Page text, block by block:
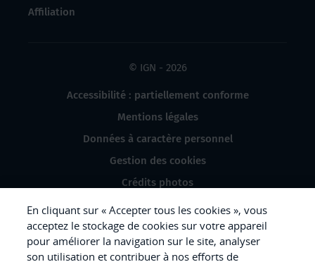
Affiliation
© IGN - 2026
Accessibilité : partiellement conforme
Mentions légales
Données à caractère personnel
Gestion des cookies
Crédits photos
République
En cliquant sur « Accepter tous les cookies », vous
acceptez le stockage de cookies sur votre appareil
pour améliorer la navigation sur le site, analyser
son utilisation et contribuer à nos efforts de